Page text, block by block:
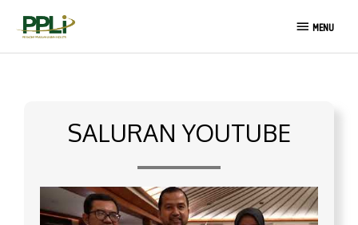
MENU
MENU
SALURAN YOUTUBE